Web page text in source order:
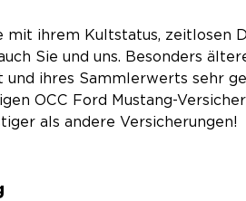
ihrem Kultstatus, zeitlosen
Sie und uns. Besonders
ihres Sammlerwerts sehr
OCC Ford Mustang-
als andere Versicherungen!